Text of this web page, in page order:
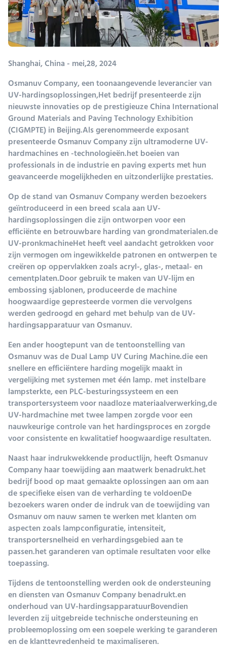
Shanghai, China - mei,28, 2024
Osmanuv Company, een toonaangevende leverancier van
UV-hardingsoplossingen,Het bedrijf presenteerde zijn
nieuwste innovaties op de prestigieuze China International
Ground Materials and Paving Technology Exhibition
(CIGMPTE) in Beijing.Als gerenommeerde exposant
presenteerde Osmanuv Company zijn ultramoderne UV-
hardmachines en -technologieën.het boeien van
professionals in de industrie en paving experts met hun
geavanceerde mogelijkheden en uitzonderlijke prestaties.
Op de stand van Osmanuv Company werden bezoekers
geïntroduceerd in een breed scala aan UV-
hardingsoplossingen die zijn ontworpen voor een
efficiënte en betrouwbare harding van grondmaterialen.de
UV-pronkmachineHet heeft veel aandacht getrokken voor
zijn vermogen om ingewikkelde patronen en ontwerpen te
creëren op oppervlakken zoals acryl-, glas-, metaal- en
cementplaten.Door gebruik te maken van UV-lijm en
embossing sjablonen, produceerde de machine
hoogwaardige gepresteerde vormen die vervolgens
werden gedroogd en gehard met behulp van de UV-
hardingsapparatuur van Osmanuv.
Een ander hoogtepunt van de tentoonstelling van
Osmanuv was de Dual Lamp UV Curing Machine.die een
snellere en efficiëntere harding mogelijk maakt in
vergelijking met systemen met één lamp. met instelbare
lampsterkte, een PLC-besturingssysteem en een
transportersysteem voor naadloze materiaalverwerking,de
UV-hardmachine met twee lampen zorgde voor een
nauwkeurige controle van het hardingsproces en zorgde
voor consistente en kwalitatief hoogwaardige resultaten.
Naast haar indrukwekkende productlijn, heeft Osmanuv
Company haar toewijding aan maatwerk benadrukt.het
bedrijf bood op maat gemaakte oplossingen aan om aan
de specifieke eisen van de verharding te voldoenDe
bezoekers waren onder de indruk van de toewijding van
Osmanuv om nauw samen te werken met klanten om
aspecten zoals lampconfiguratie, intensiteit,
transportersnelheid en verhardingsgebied aan te
passen.het garanderen van optimale resultaten voor elke
toepassing.
Tijdens de tentoonstelling werden ook de ondersteuning
en diensten van Osmanuv Company benadrukt.en
onderhoud van UV-hardingsapparatuurBovendien
leverden zij uitgebreide technische ondersteuning en
probleemoplossing om een soepele werking te garanderen